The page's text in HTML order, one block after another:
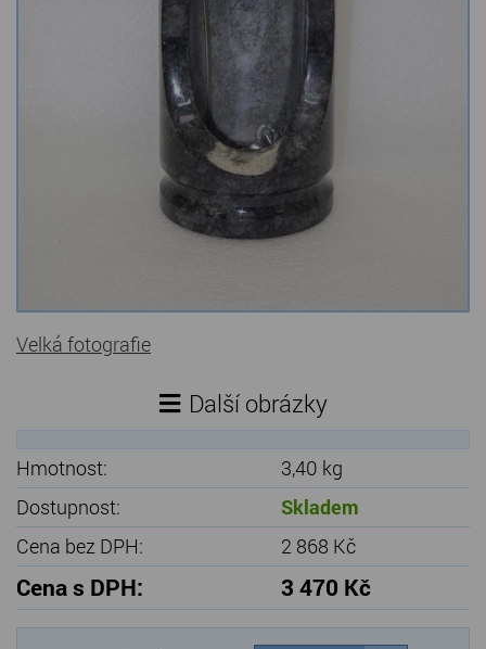
Dárkové předměty z přírodního kamene
Gabiony, gabionový kámen
Údržba a čištění kamene
Velká fotografie
Další obrázky
Hmotnost:
3,40 kg
Dostupnost:
Skladem
Cena bez DPH:
2 868 Kč
Cena s DPH: 3 470 Kč